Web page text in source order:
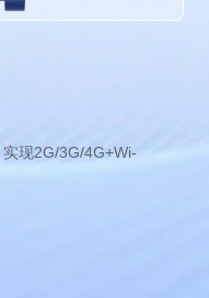
现2G/3G/4G+Wi-